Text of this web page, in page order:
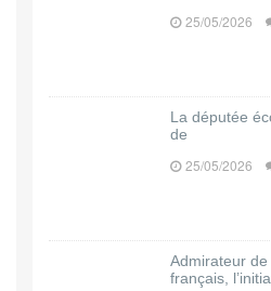
25/05/2026
La députée
de
25/05/2026
Admirateur
français,